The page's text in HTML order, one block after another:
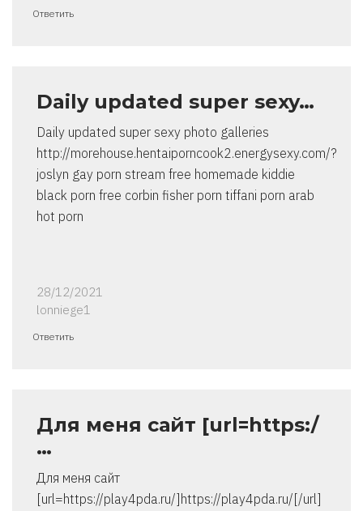
Ответить
Daily updated super sexy…
Daily updated super sexy photo galleries
http://morehouse.hentaiporncook2.energysexy.com/?
joslyn gay porn stream free homemade kiddie
black porn free corbin fisher porn tiffani porn arab
hot porn
28/12/2021
lonniege1
Ответить
Для меня сайт [url=https:/
…
Для меня сайт
[url=https://play4pda.ru/]https://play4pda.ru/[/url]